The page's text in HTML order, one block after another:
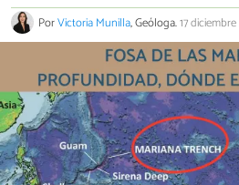
PorVictoria Munilla, Geóloga.17